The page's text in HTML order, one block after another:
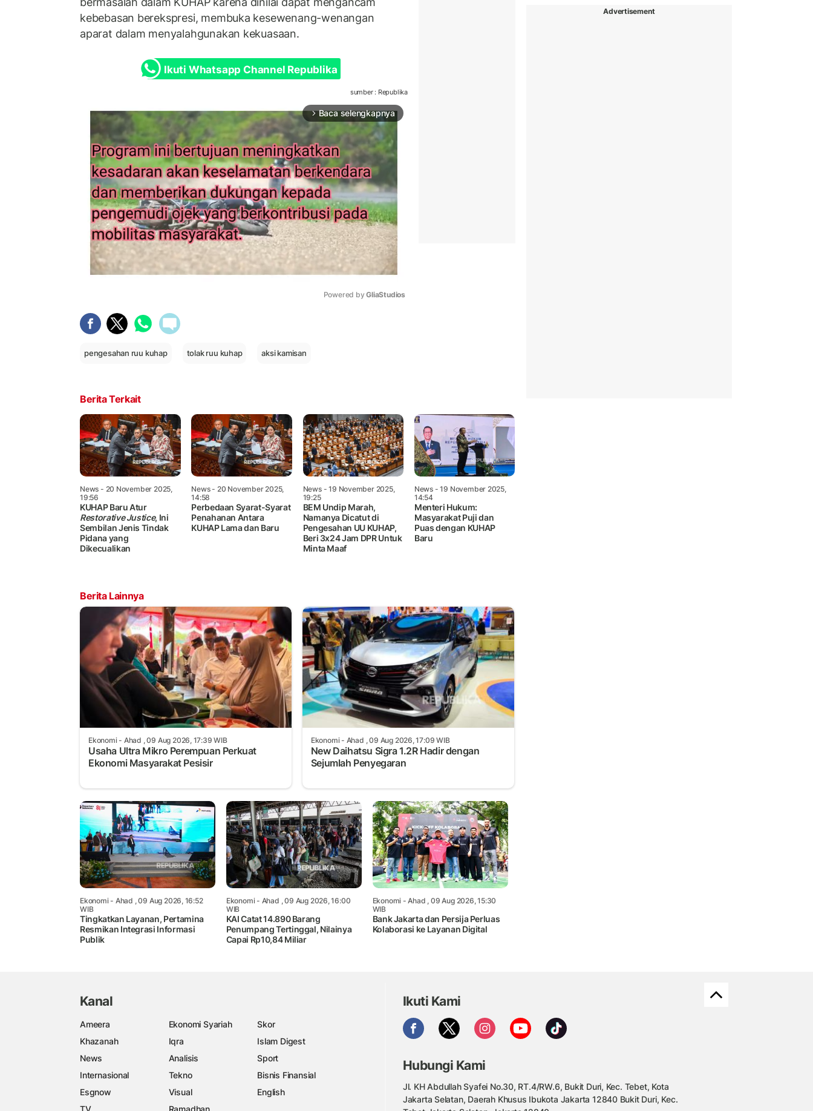
kebebasan berekspresi, membuka kesewenang-wenangan
aparat dalam menyalahgunakan kekuasaan.
Ikuti Whatsapp Channel Republika
sumber : Republika
arrow_forward_ios Baca selengkapnya
Powered by GliaStudios
pengesahan ruu kuhap tolak ruu kuhap aksi kamisan
Berita Terkait
News - 20 November 2025,
19:56
KUHAP Baru Atur
Restorative Justice, Ini
Sembilan Jenis Tindak
Pidana yang
Dikecualikan
News- 20 November 2025,
14:58
Perbedaan Syarat-Syarat
Penahanan Antara
KUHAP Lama dan Baru
News- 19 November 2025,
19:25
BEM Undip Marah,
Namanya Dicatut di
Pengesahan UU KUHAP,
Beri 3x24 Jam DPR Untuk
Minta Maaf
News - 19 November 2025,
14:54
Menteri Hukum:
Masyarakat Puji dan
Puas dengan KUHAP
Baru
Berita Lainnya
Ekonomi- Ahad , 09 Aug 2026, 17:39 WIB
Usaha Ultra Mikro Perempuan Perkuat
Ekonomi Masyarakat Pesisir
Ekonomi- Ahad , 09 Aug 2026, 17:09 WIB
New Daihatsu Sigra 1.2R Hadir dengan
Sejumlah Penyegaran
Ekonomi- Ahad , 09 Aug 2026, 16:52
WIB
Tingkatkan Layanan, Pertamina
Resmikan Integrasi Informasi
Publik
Ekonomi- Ahad , 09 Aug 2026, 16:00
WIB
KAI Catat 14.890 Barang
Penumpang Tertinggal, Nilainya
Capai Rp10,84 Miliar
Ekonomi - Ahad , 09 Aug 2026, 15:30
WIB
Bank Jakarta dan Persija Perluas
Kolaborasi ke Layanan Digital
Advertisement
Kanal
Ameera Ekonomi Syariah
Skor
Khazanah
Iqra
Islam Digest
News
Analisis
Sport
Internasional
Tekno
Bisnis Finansial
Esgnow
Visual
English
TV
Ramadhan
Ikuti Kami
Hubungi Kami
Jl. KH Abdullah Syafei No.30, RT.4/RW.6, Bukit Duri, Kec. Tebet, Kota
Jakarta Selatan, Daerah Khusus Ibukota Jakarta 12840 Bukit Duri, Kec.